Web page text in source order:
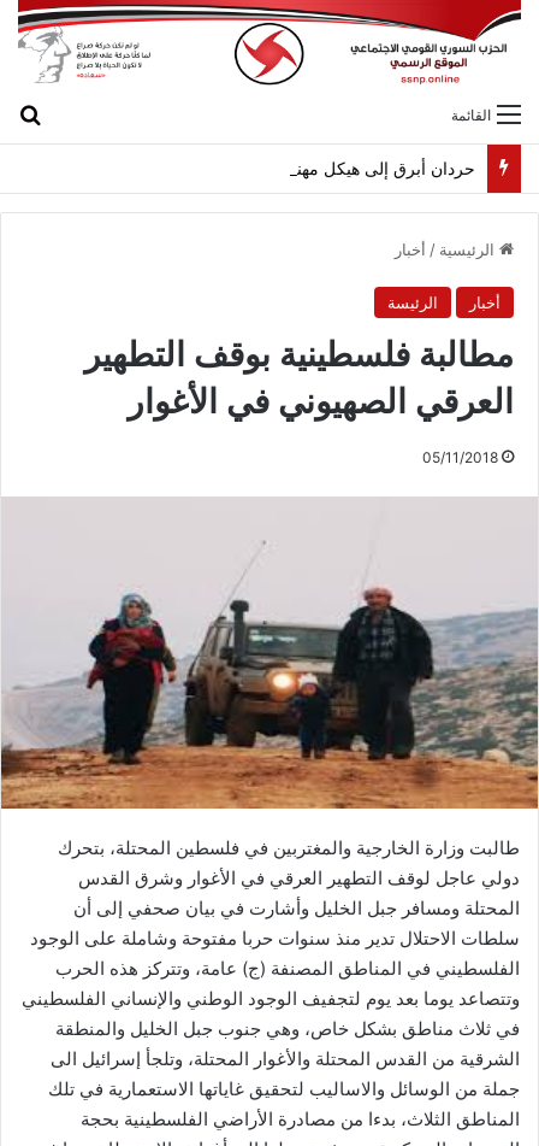
القائمة
حردان أبرق إلى هيكل مهنئاً بمناسبة عيد الجيش
الرئيسية / أخبار
أخبار الرئيسة
مطالبة فلسطينية بوقف التطهير
العرقي الصهيوني في الأغوار
05/11/2018
طالبت وزارة الخارجية والمغتربين في فلسطين المحتلة، بتحرك
دولي عاجل لوقف التطهير العرقي في الأغوار وشرق القدس
المحتلة ومسافر جبل الخليل وأشارت في بيان صحفي إلى أن
سلطات الاحتلال تدير منذ سنوات حربا مفتوحة وشاملة على الوجود
الفلسطيني في المناطق المصنفة (ج) عامة، وتتركز هذه الحرب
وتتصاعد يوما بعد يوم لتجفيف الوجود الوطني والإنساني الفلسطيني
في ثلاث مناطق بشكل خاص، وهي جنوب جبل الخليل والمنطقة
الشرقية من القدس المحتلة والأغوار المحتلة، وتلجأ إسرائيل الى
جملة من الوسائل والاساليب لتحقيق غاياتها الاستعمارية في تلك
المناطق الثلاث، بدءا من مصادرة الأراضي الفلسطينية بحجة